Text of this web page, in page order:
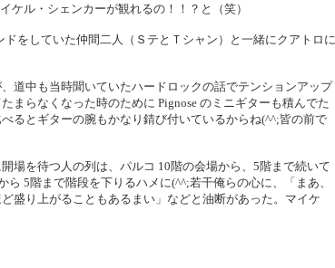
ケル・シェンカーが観れるの！！？と（笑）
をしていた仲間二人（ＳテとＴシャン）と一緒にクアトロに
道中も当時聞いていたハードロックの話でテンションアップ
まらなくなった時のために Pignose のミニギターも積んでた
るとギターの腕もかなり錆び付いているからね(^^;皆の前で
場を待つ人の列は、パルコ 10階の会場から、5階まで続いて
5階まで階段を下りるハメに(^^;若干俺らの心に、「まあ、
盛り上がることもあるまい」などと油断があった。マイケ